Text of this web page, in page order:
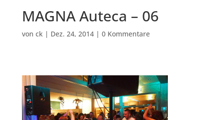
MAGNA Auteca – 06
von ck| Dez. 24, 2014| 0 Kommentare